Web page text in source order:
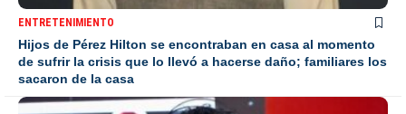
ENTRETENIMIENTO
Hijos de Pérez Hilton se encontraban en casa al momento
de sufrir la crisis que lo llevó a hacerse daño; familiares los
sacaron de la casa